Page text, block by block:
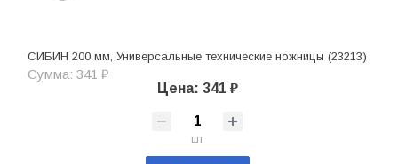
СИБИН 200 мм, Универсальные технические ножницы (23213)
Сумма: 341 ₽
Цена: 341 ₽
шт